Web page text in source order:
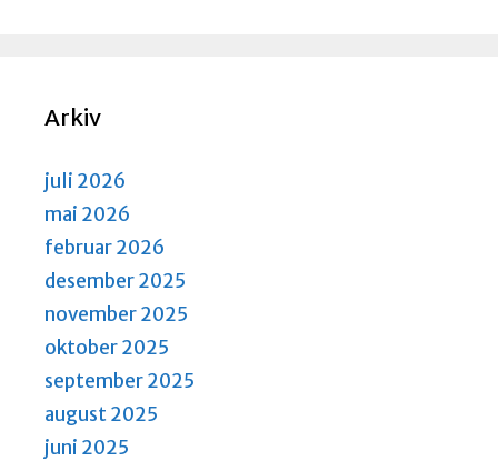
Arkiv
juli 2026
mai 2026
februar 2026
desember 2025
november 2025
oktober 2025
september 2025
august 2025
juni 2025